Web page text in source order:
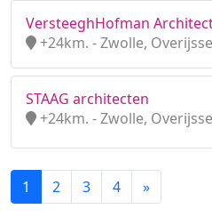
VersteeghHofman Architect
+24km. - Zwolle,
STAAG architecten
+24km. - Zwolle,
1 2 3 4 »